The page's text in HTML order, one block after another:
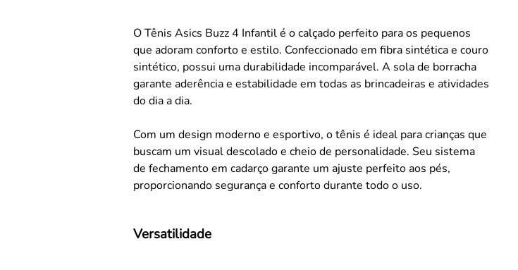
O Tênis Asics Buzz 4 Infantil é o calçado perfeito para os pequenos
que adoram conforto e estilo. Confeccionado em fibra sintética e couro
sintético, possui uma durabilidade incomparável. A sola de borracha
garante aderência e estabilidade em todas as brincadeiras e atividades
do dia a dia.
Com um design moderno e esportivo, o tênis é ideal para crianças que
buscam um visual descolado e cheio de personalidade. Seu sistema
de fechamento em cadarço garante um ajuste perfeito aos pés,
proporcionando segurança e conforto durante todo o uso.
Versatilidade